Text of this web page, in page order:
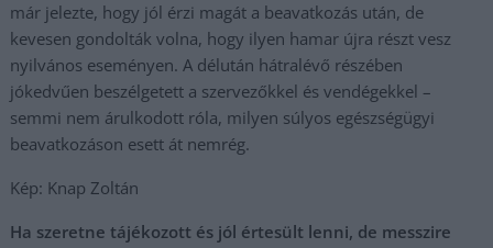
már jelezte, hogy jól érzi magát a beavatkozás után, de
kevesen gondolták volna, hogy ilyen hamar újra részt vesz
nyilvános eseményen. A délután hátralévő részében
jókedvűen beszélgetett a szervezőkkel és vendégekkel –
semmi nem árulkodott róla, milyen súlyos egészségügyi
beavatkozáson esett át nemrég.
Kép: Knap Zoltán
Ha szeretne tájékozott és jól értesült lenni, de messzire